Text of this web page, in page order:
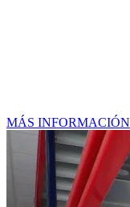
MÁS INFORMACIÓN